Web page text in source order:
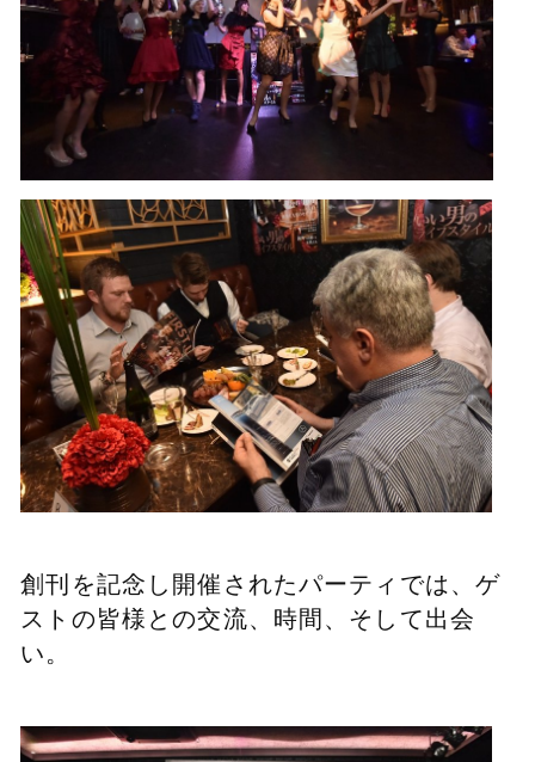
創刊を記念し開催されたパーティでは、ゲ
ストの皆様との交流、時間、そして出会
い。